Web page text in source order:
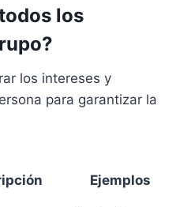
los
los intereses y
para garantizar la
Ejemplos